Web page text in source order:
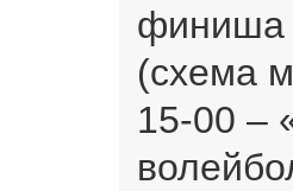
финиша
(схема
15-00 –